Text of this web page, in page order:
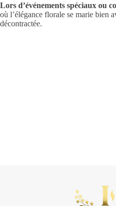
Lors d’événements spéciaux ou
où l’élégance florale se marie bien
décontractée.